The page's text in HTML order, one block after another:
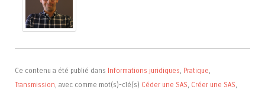
Ce contenu a été publié dans Informations juridiques, Pratique,
Transmission, avec comme mot(s)-clé(s) Céder une SAS, Créer une SAS,